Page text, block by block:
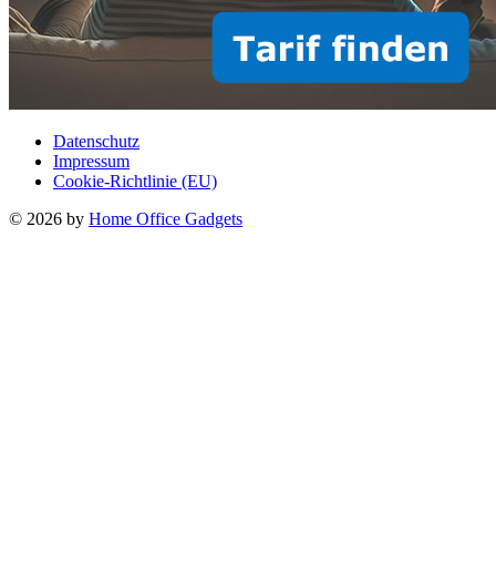
Datenschutz
Impressum
Cookie-Richtlinie (EU)
© 2026 by Home Office Gadgets